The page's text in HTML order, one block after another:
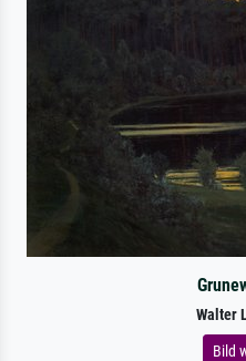
Walter
Bild